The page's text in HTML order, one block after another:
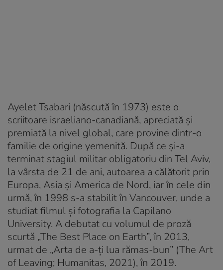
Ayelet Tsabari (născută în 1973) este o
scriitoare israeliano-canadiană, apreciată și
premiată la nivel global, care provine dintr-o
familie de origine yemenită. După ce și-a
terminat stagiul militar obligatoriu din Tel Aviv,
la vârsta de 21 de ani, autoarea a călătorit prin
Europa, Asia și America de Nord, iar în cele din
urmă, în 1998 s-a stabilit în Vancouver, unde a
studiat filmul și fotografia la Capilano
University. A debutat cu volumul de proză
scurtă „The Best Place on Earth”, în 2013,
urmat de „Arta de a-ți lua rămas-bun” (The Art
of Leaving; Humanitas, 2021), în 2019.